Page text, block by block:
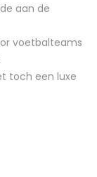
aan de
voetbalteams
toch een luxe